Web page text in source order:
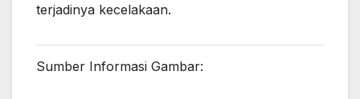
terjadinya kecelakaan.
Sumber Informasi Gambar: